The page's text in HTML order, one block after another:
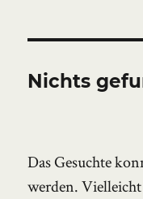
Nichts
Das Gesuchte
werden.